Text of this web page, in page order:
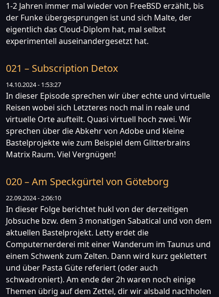
1-2 Jahren immer mal wieder von FreeBSD erzählt, bis
der Funke übergesprungen ist und sich Malte, der
eigentlich das Cloud-Diplom hat, mal selbst
experimentell auseinandergesetzt hat.
021 – Subscription Detox
14.10.2024 - 1:53:27
In dieser Episode sprechen wir über echte und virtuelle
Reisen wobei sich Letzteres noch mal in reale und
virtuelle Orte aufteilt. Quasi virtuell hoch zwei. Wir
sprechen über die Abkehr von Adobe und kleine
Bastelprojekte wie zum Beispiel dem Glitterbrains
Matrix Raum. Viel Vergnügen!
020 – Am Speckgürtel von Göteborg
22.09.2024 - 2:06:10
In dieser Folge berichtet hukl von der derzeitigen
Jobsuche bzw. dem 3 monatigen Sabatical und von dem
aktuellen Bastelprojekt. Letty erdet die
Computernerderei mit einer Wanderum im Taunus und
einem Schwenk zum Zelten. Dann wird kurz geklettert
und über Pasta Güte referiert (oder auch
schwadroniert). Am ende der 2h waren noch einige
Themen übrig auf dem Zettel, dir wir alsbald nachholen